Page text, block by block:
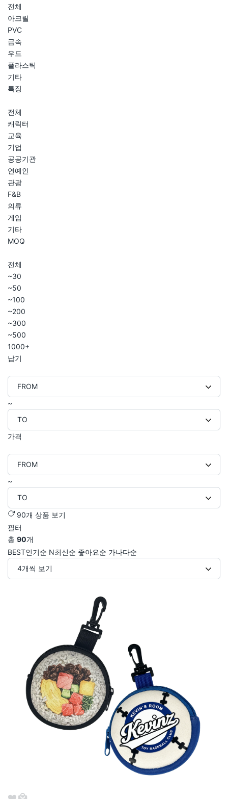
전체
아크릴
PVC
금속
우드
플라스틱
기타
특징
전체
캐릭터
교육
기업
공공기관
연예인
관광
F&B
의류
게임
기타
MOQ
전체
~30
~50
~100
~200
~300
~500
1000+
납기
FROM
~
TO
가격
FROM
~
TO
90개 상품 보기
필터
총 90개
BEST인기순 N최신순 좋아요순 가나다순
4개씩 보기